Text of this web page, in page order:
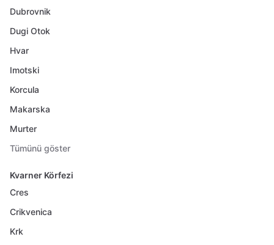
Dubrovnik
Dugi Otok
Hvar
Imotski
Korcula
Makarska
Murter
Tümünü göster
Kvarner Körfezi
Cres
Crikvenica
Krk